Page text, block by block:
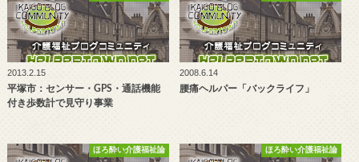
2013.2.15
平塚市：センサー・GPS・通話機能
付き歩数計で見守り事業
2008.6.14
腰痛ヘルパー「バックライフ」
ほろ酔い介護福祉論 ほろ酔い介護福祉論